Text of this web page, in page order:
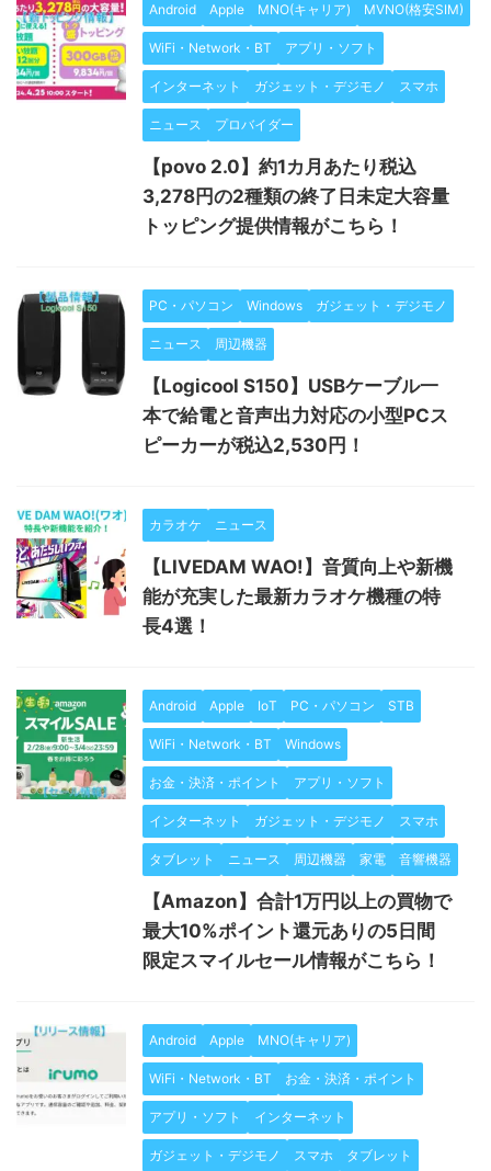
Android Apple MNO(キャリア) MVNO(格安SIM)
WiFi・Network・BT アプリ・ソフト
インターネット ガジェット・デジモノ スマホ
ニュース プロバイダー
【povo 2.0】約1カ月あたり税込
3,278円の2種類の終了日未定大容量
トッピング提供情報がこちら！
PC・パソコン Windows ガジェット・デジモノ
ニュース 周辺機器
【Logicool S150】USBケーブル一
本で給電と音声出力対応の小型PCス
ピーカーが税込2,530円！
カラオケ ニュース
【LIVEDAM WAO!】音質向上や新機
能が充実した最新カラオケ機種の特
長4選！
Android Apple IoT PC・パソコン STB
WiFi・Network・BT Windows
お金・決済・ポイント アプリ・ソフト
インターネット ガジェット・デジモノ スマホ
タブレット ニュース 周辺機器 家電 音響機器
【Amazon】合計1万円以上の買物で
最大10%ポイント還元ありの5日間
限定スマイルセール情報がこちら！
Android Apple MNO(キャリア)
WiFi・Network・BT お金・決済・ポイント
アプリ・ソフト インターネット
ガジェット・デジモノ スマホ タブレット